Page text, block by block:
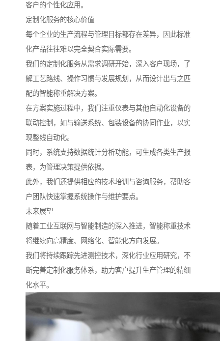
客户的个性化应用。
定制化服务的核心价值
每个企业的生产流程与管理目标都存在差异，因此标准
化产品往往难以完全契合实际需要。
我们的定制化服务从需求调研开始，深入客户现场，了
解工艺路线、操作习惯与发展规划，从而设计出与之匹
配的智能称重解决方案。
在方案实施过程中，我们注重仪表与其他自动化设备的
联动控制，如与输送系统、包装设备的协同作业，以实
现整线自动化。
同时，系统支持数据统计分析功能，可生成各类生产报
表，为管理决策提供依据。
此外，我们还提供相应的技术培训与咨询服务，帮助客
户团队快速掌握系统操作与维护要点。
未来展望
随着工业互联网与智能制造的深入推进，智能称重技术
将继续向高精度、网络化、智能化方向发展。
我们将持续跟踪先进测控技术，深化行业应用研究，不
断完善定制化服务体系，助力客户提升生产管理的精细
化水平。